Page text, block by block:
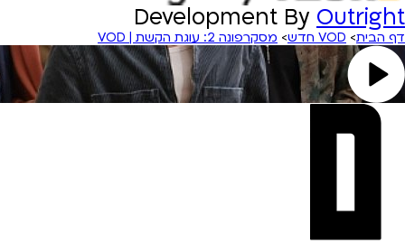
Development By Outright
דף הבית> VOD חדש > מסקרפונה 2: עוגת הקשת | VOD